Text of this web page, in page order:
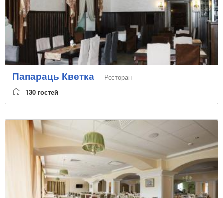
Папараць Кветка
Ресторан
130 гостей